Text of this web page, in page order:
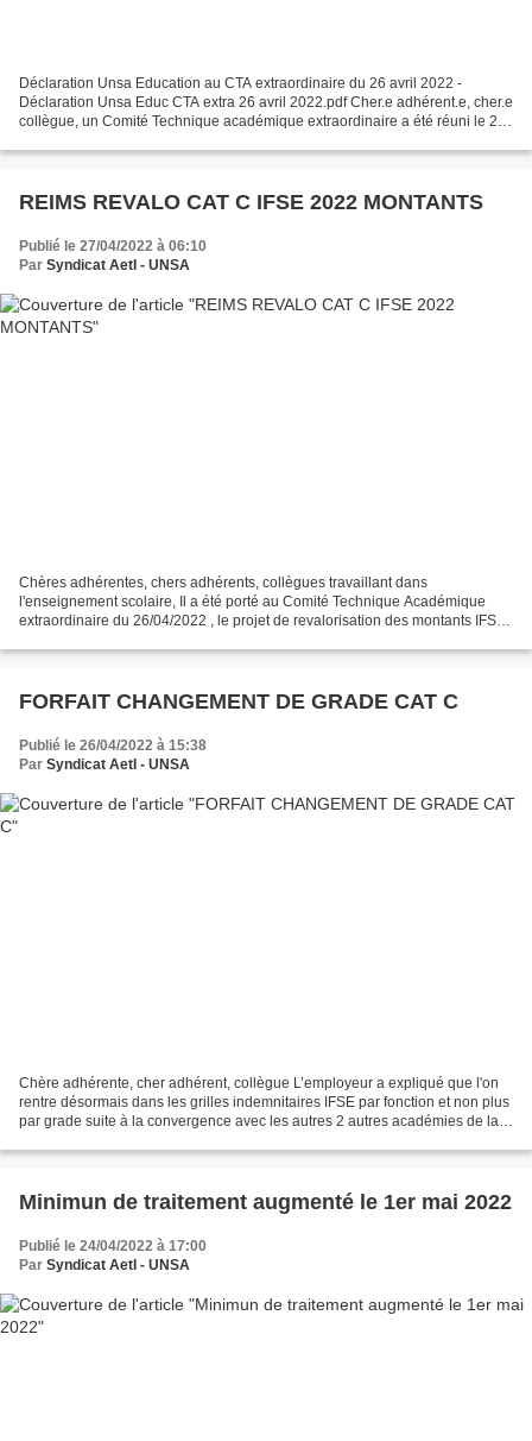
Déclaration Unsa Education au CTA extraordinaire du 26 avril 2022 -
Déclaration Unsa Educ CTA extra 26 avril 2022.pdf Cher.e adhérent.e, cher.e
collègue, un Comité Technique académique extraordinaire a été réuni le 26
REIMS REVALO CAT C IFSE 2022 MONTANTS
Publié le 27/04/2022 à 06:10
Par Syndicat AetI - UNSA
Chères adhérentes, chers adhérents, collègues travaillant dans
l'enseignement scolaire, Il a été porté au Comité Technique Académique
extraordinaire du 26/04/2022 , le projet de revalorisation des montants IFSE
FORFAIT CHANGEMENT DE GRADE CAT C
Publié le 26/04/2022 à 15:38
Par Syndicat AetI - UNSA
Chère adhérente, cher adhérent, collègue L’employeur a expliqué que l'on
rentre désormais dans les grilles indemnitaires IFSE par fonction et non plus
par grade suite à la convergence avec les autres 2 autres académies de la
Minimun de traitement augmenté le 1er mai 2022
Publié le 24/04/2022 à 17:00
Par Syndicat AetI - UNSA